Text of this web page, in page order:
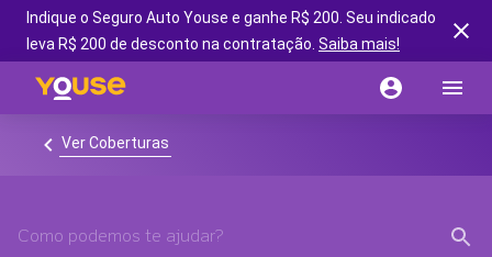
Indique o Seguro Auto Youse e ganhe R$ 200. Seu indicado
leva R$ 200 de desconto na contratação. Saiba mais!
Ver Coberturas